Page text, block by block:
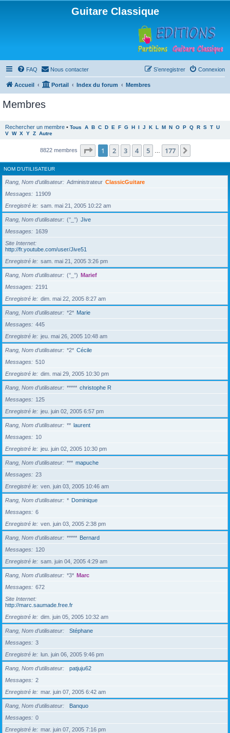
Guitare Classique
FAQ Nous contacter Connexion
S’enregistrer
Accueil Portail Index du forum Membres
Membres
Rechercher un membre • Tous A B C D E F G H I J K L M N O P Q R S T U
V W X Y Z Autre
8822 membres Page 1sur177
1 2 3 4 5 177
NOM D’UTILISATEUR
Rang, Nom d’utilisateur Administrateur ClassicGuitare
Messages
11909
Enregistré le
sam. mai 21, 2005 10:22 am
Rang, Nom d’utilisateur (°_°) Jive
Messages
1639
Site Internet
http://fr.youtube.com/user/Jive51
Enregistré le
sam. mai 21, 2005 3:26 pm
Rang, Nom d’utilisateur (°_°) Marief
Messages
2191
Enregistré le
dim. mai 22, 2005 8:27 am
Rang, Nom d’utilisateur *2* Marie
Messages
445
Enregistré le
jeu. mai 26, 2005 10:48 am
Rang, Nom d’utilisateur *2* Cécile
Messages
510
Enregistré le
dim. mai 29, 2005 10:30 pm
Rang, Nom d’utilisateur ***** christophe R
Messages
125
Enregistré le
jeu. juin 02, 2005 6:57 pm
Rang, Nom d’utilisateur ** laurent
Messages
10
Enregistré le
jeu. juin 02, 2005 10:30 pm
Rang, Nom d’utilisateur *** mapuche
Messages
23
Enregistré le
ven. juin 03, 2005 10:46 am
Rang, Nom d’utilisateur * Dominique
Messages
6
Enregistré le
ven. juin 03, 2005 2:38 pm
Rang, Nom d’utilisateur ***** Bernard
Messages
120
Enregistré le
sam. juin 04, 2005 4:29 am
Rang, Nom d’utilisateur *3* Marc
Messages
672
Site Internet
http://marc.saumade.free.fr
Enregistré le
dim. juin 05, 2005 10:32 am
Rang, Nom d’utilisateur
Stéphane
Messages
3
Enregistré le
lun. juin 06, 2005 9:46 pm
Rang, Nom d’utilisateur
patjuju62
Messages
2
Enregistré le
mar. juin 07, 2005 6:42 am
Rang, Nom d’utilisateur
Banquo
Messages
0
Enregistré le
mar. juin 07, 2005 7:16 pm